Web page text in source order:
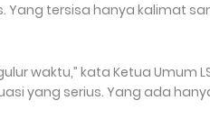
Yang tersisa hanya kalimat
waktu,” kata Ketua Umum
yang serius. Yang ada